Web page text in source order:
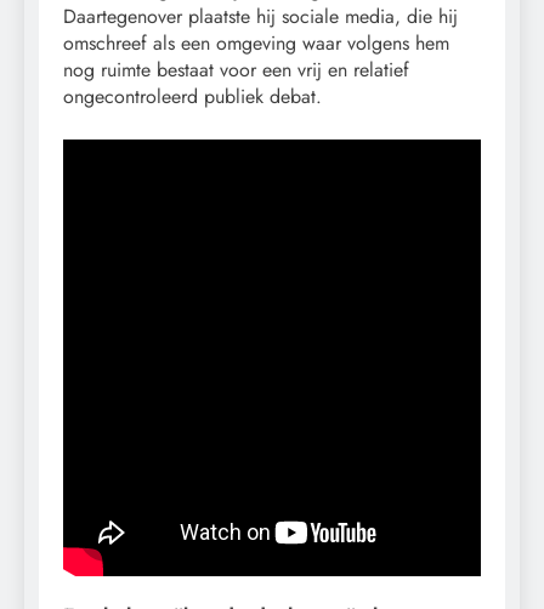
Daartegenover plaatste hij sociale media, die hij
omschreef als een omgeving waar volgens hem
nog ruimte bestaat voor een vrij en relatief
ongecontroleerd publiek debat.